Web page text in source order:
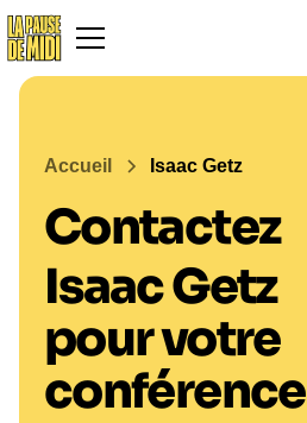
Accueil Isaac Getz
Contactez
Isaac Getz
pour votre
conférence